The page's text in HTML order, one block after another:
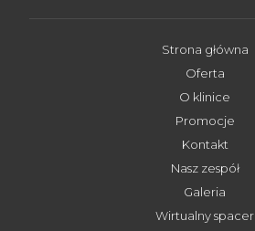
Strona główna
Oferta
O klinice
Promocje
Kontakt
Nasz zespół
Galeria
Wirtualny spacer